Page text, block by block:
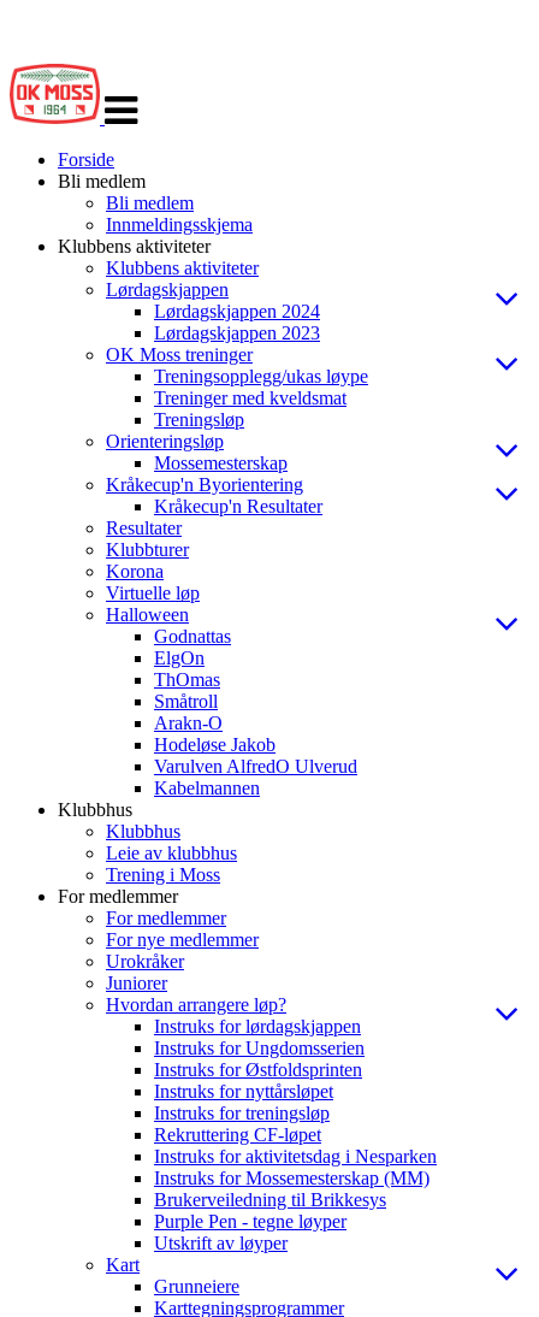
navigasjon
Forside
Bli medlem
Bli medlem
Innmeldingsskjema
Klubbens aktiviteter
Klubbens aktiviteter
Lørdagskjappen
Lørdagskjappen 2024
Lørdagskjappen 2023
OK Moss treninger
Treningsopplegg/ukas løype
Treninger med kveldsmat
Treningsløp
Orienteringsløp
Mossemesterskap
Kråkecup'n Byorientering
Kråkecup'n Resultater
Resultater
Klubbturer
Korona
Virtuelle løp
Halloween
Godnattas
ElgOn
ThOmas
Småtroll
Arakn-O
Hodeløse Jakob
Varulven AlfredO Ulverud
Kabelmannen
Klubbhus
Klubbhus
Leie av klubbhus
Trening i Moss
For medlemmer
For medlemmer
For nye medlemmer
Urokråker
Juniorer
Hvordan arrangere løp?
Instruks for lørdagskjappen
Instruks for Ungdomsserien
Instruks for Østfoldsprinten
Instruks for nyttårsløpet
Instruks for treningsløp
Rekruttering CF-løpet
Instruks for aktivitetsdag i Nesparken
Instruks for Mossemesterskap (MM)
Brukerveiledning til Brikkesys
Purple Pen - tegne løyper
Utskrift av løyper
Kart
Grunneiere
Karttegningsprogrammer